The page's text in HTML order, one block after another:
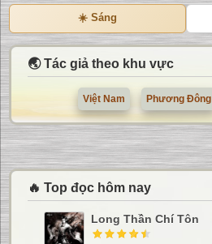
☀️ Sáng
🌏 Tác giả theo khu vực
Việt Nam Phương Đông
🔥 Top đọc hôm nay
Long Thần Chí Tôn